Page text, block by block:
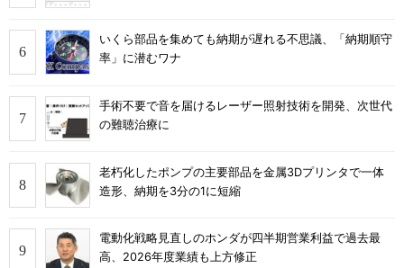
いくら部品を集めても納期が遅れる不思議、「納期順守
率」に潜むワナ
手術不要で音を届けるレーザー照射技術を開発、次世代
の難聴治療に
老朽化したポンプの主要部品を金属3Dプリンタで一体
造形、納期を3分の1に短縮
電動化戦略見直しのホンダが四半期営業利益で過去最
高、2026年度業績も上方修正